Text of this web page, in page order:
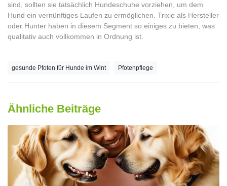
sind, sollten sie tatsächlich Hundeschuhe vorziehen, um dem
Hund ein vernünftiges Laufen zu ermöglichen. Trixie als Hersteller
oder Hunter haben in diesem Segment so einiges zu bieten, was
qualitativ auch vollkommen in Ordnung ist.
gesunde Pfoten für Hunde im Wint Pfotenpflege
Ähnliche Beiträge